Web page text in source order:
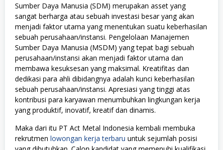
Sumber Daya Manusia (SDM) merupakan asset yang
sangat berharga atau sebuah investasi besar yang akan
menjadi faktor utama yang menentukan suatu keberhasilan
sebuah perusahaan/instansi. Pengelolaan Manajemen
Sumber Daya Manusia (MSDM) yang tepat bagi sebuah
perusahaan/instansi akan menjadi faktor utama dan
membawa kesuksesan yang maksimal. Kreatifitas dan
dedikasi para ahli dibidangnya adalah kunci keberhasilan
sebuah perusahaan/instansi. Apresiasi yang tinggi atas
kontribusi para karyawan menumbuhkan lingkungan kerja
yang produktif, inovatif, kreatif dan dinamis.
Maka dari itu PT Act Metal Indonesia kembali membuka
rekrutmen lowongan kerja terbaru untuk sejumlah posisi